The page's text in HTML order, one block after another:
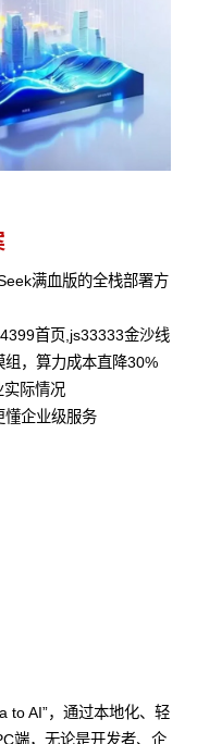
满血版的全栈部署方
首页,js33333金沙线
，算力成本直降30%
实际情况
懂企业级服务
to AI”，通过本地化、轻
端，无论是开发者、企